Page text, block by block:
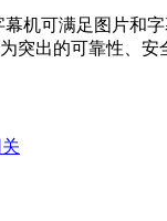
幕机可满足图片和
突出的可靠性、